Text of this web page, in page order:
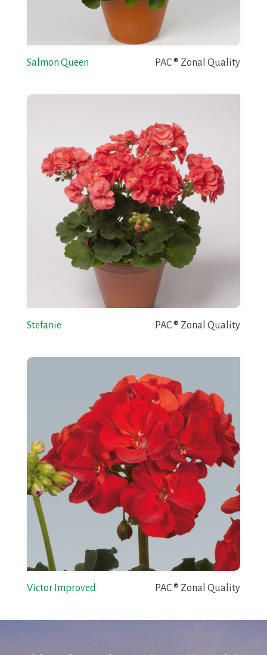
Salmon Queen PAC ® Zonal Quality
Stefanie PAC ® Zonal Quality
Victor Improved PAC ® Zonal Quality